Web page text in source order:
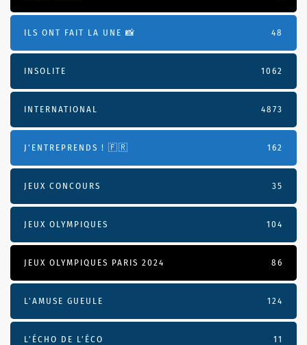
ILS ONT FAIT LA UNE 📸 48
INSOLITE 1062
INTERNATIONAL 4873
J'ENTREPRENDS ! 🇫🇷 162
JEUX CONCOURS 35
JEUX OLYMPIQUES 104
JEUX OLYMPIQUES PARIS 2024 86
L'AMUSE GUEULE 124
L’ÉCHO DE L’ÉCO 11